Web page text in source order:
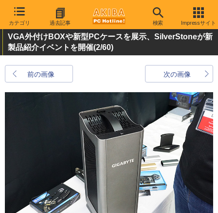
カテゴリ 過去記事 検索 Impressサイト
VGA外付けBOXや新型PCケースを展示、SilverStoneが新
製品紹介イベントを開催(2/60)
前の画像 次の画像